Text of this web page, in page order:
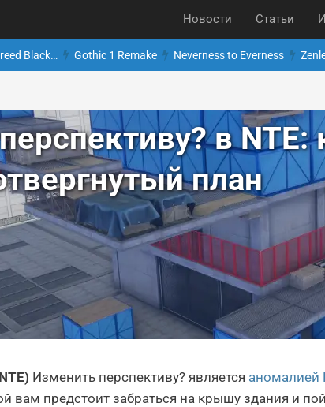
Новости Статьи
Black… Gothic 1 Remake Neverness to Everness
в
план
Изменить перспективу? является аномалией
вам предстоит забраться на крышу здания и